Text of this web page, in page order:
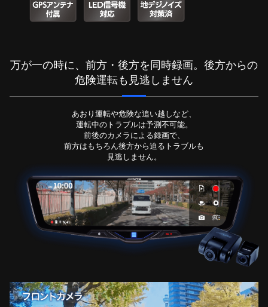
万が一の時に、前方・後方を同時録画。後方からの
危険運転も見逃しません
あおり運転や危険な追い越しなど、
運転中のトラブルは予測不可能。
前後のカメラによる録画で、
前方はもちろん後方から迫るトラブルも
見逃しません。